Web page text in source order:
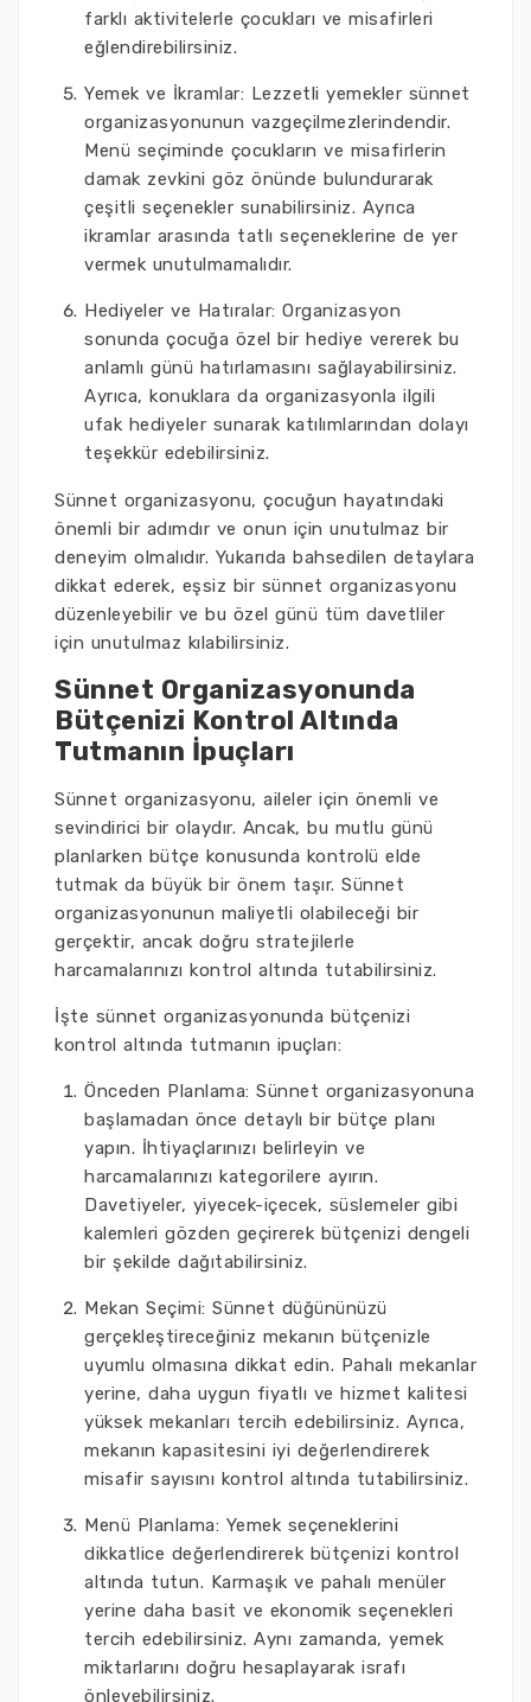
farklı aktivitelerle çocukları ve misafirleri
eğlendirebilirsiniz.
Yemek ve İkramlar: Lezzetli yemekler sünnet
organizasyonunun vazgeçilmezlerindendir.
Menü seçiminde çocukların ve misafirlerin
damak zevkini göz önünde bulundurarak
çeşitli seçenekler sunabilirsiniz. Ayrıca
ikramlar arasında tatlı seçeneklerine de yer
vermek unutulmamalıdır.
Hediyeler ve Hatıralar: Organizasyon
sonunda çocuğa özel bir hediye vererek bu
anlamlı günü hatırlamasını sağlayabilirsiniz.
Ayrıca, konuklara da organizasyonla ilgili
ufak hediyeler sunarak katılımlarından dolayı
teşekkür edebilirsiniz.
Sünnet organizasyonu, çocuğun hayatındaki
önemli bir adımdır ve onun için unutulmaz bir
deneyim olmalıdır. Yukarıda bahsedilen detaylara
dikkat ederek, eşsiz bir sünnet organizasyonu
düzenleyebilir ve bu özel günü tüm davetliler
için unutulmaz kılabilirsiniz.
Sünnet Organizasyonunda
Bütçenizi Kontrol Altında
Tutmanın İpuçları
Sünnet organizasyonu, aileler için önemli ve
sevindirici bir olaydır. Ancak, bu mutlu günü
planlarken bütçe konusunda kontrolü elde
tutmak da büyük bir önem taşır. Sünnet
organizasyonunun maliyetli olabileceği bir
gerçektir, ancak doğru stratejilerle
harcamalarınızı kontrol altında tutabilirsiniz.
İşte sünnet organizasyonunda bütçenizi
kontrol altında tutmanın ipuçları:
Önceden Planlama: Sünnet organizasyonuna
başlamadan önce detaylı bir bütçe planı
yapın. İhtiyaçlarınızı belirleyin ve
harcamalarınızı kategorilere ayırın.
Davetiyeler, yiyecek-içecek, süslemeler gibi
kalemleri gözden geçirerek bütçenizi dengeli
bir şekilde dağıtabilirsiniz.
Mekan Seçimi: Sünnet düğününüzü
gerçekleştireceğiniz mekanın bütçenizle
uyumlu olmasına dikkat edin. Pahalı mekanlar
yerine, daha uygun fiyatlı ve hizmet kalitesi
yüksek mekanları tercih edebilirsiniz. Ayrıca,
mekanın kapasitesini iyi değerlendirerek
misafir sayısını kontrol altında tutabilirsiniz.
Menü Planlama: Yemek seçeneklerini
dikkatlice değerlendirerek bütçenizi kontrol
altında tutun. Karmaşık ve pahalı menüler
yerine daha basit ve ekonomik seçenekleri
tercih edebilirsiniz. Aynı zamanda, yemek
miktarlarını doğru hesaplayarak israfı
önleyebilirsiniz.